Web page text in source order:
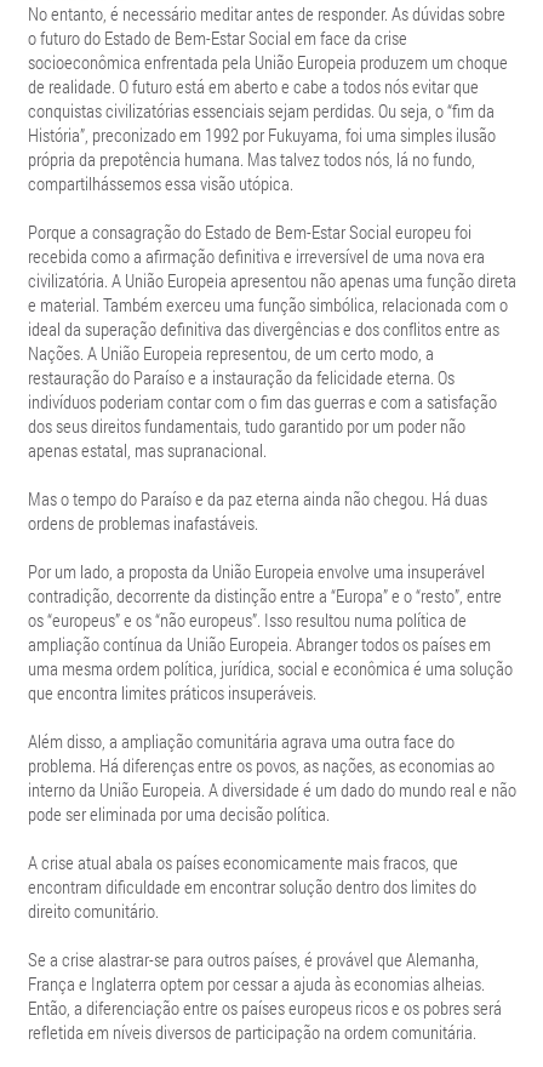
No entanto, é necessário meditar antes de responder. As dúvidas sobre
o futuro do Estado de Bem-Estar Social em face da crise
socioeconômica enfrentada pela União Europeia produzem um choque
de realidade. O futuro está em aberto e cabe a todos nós evitar que
conquistas civilizatórias essenciais sejam perdidas. Ou seja, o “fim da
História”, preconizado em 1992 por Fukuyama, foi uma simples ilusão
própria da prepotência humana. Mas talvez todos nós, lá no fundo,
compartilhássemos essa visão utópica.
Porque a consagração do Estado de Bem-Estar Social europeu foi
recebida como a afirmação definitiva e irreversível de uma nova era
civilizatória. A União Europeia apresentou não apenas uma função direta
e material. Também exerceu uma função simbólica, relacionada com o
ideal da superação definitiva das divergências e dos conflitos entre as
Nações. A União Europeia representou, de um certo modo, a
restauração do Paraíso e a instauração da felicidade eterna. Os
indivíduos poderiam contar com o fim das guerras e com a satisfação
dos seus direitos fundamentais, tudo garantido por um poder não
apenas estatal, mas supranacional.
Mas o tempo do Paraíso e da paz eterna ainda não chegou. Há duas
ordens de problemas inafastáveis.
Por um lado, a proposta da União Europeia envolve uma insuperável
contradição, decorrente da distinção entre a “Europa” e o “resto”, entre
os “europeus” e os “não europeus”. Isso resultou numa política de
ampliação contínua da União Europeia. Abranger todos os países em
uma mesma ordem política, jurídica, social e econômica é uma solução
que encontra limites práticos insuperáveis.
Além disso, a ampliação comunitária agrava uma outra face do
problema. Há diferenças entre os povos, as nações, as economias ao
interno da União Europeia. A diversidade é um dado do mundo real e não
pode ser eliminada por uma decisão política.
A crise atual abala os países economicamente mais fracos, que
encontram dificuldade em encontrar solução dentro dos limites do
direito comunitário.
Se a crise alastrar-se para outros países, é provável que Alemanha,
França e Inglaterra optem por cessar a ajuda às economias alheias.
Então, a diferenciação entre os países europeus ricos e os pobres será
refletida em níveis diversos de participação na ordem comunitária.